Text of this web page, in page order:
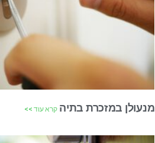
מנעולן במזכרת בתיהקרא עוד >>